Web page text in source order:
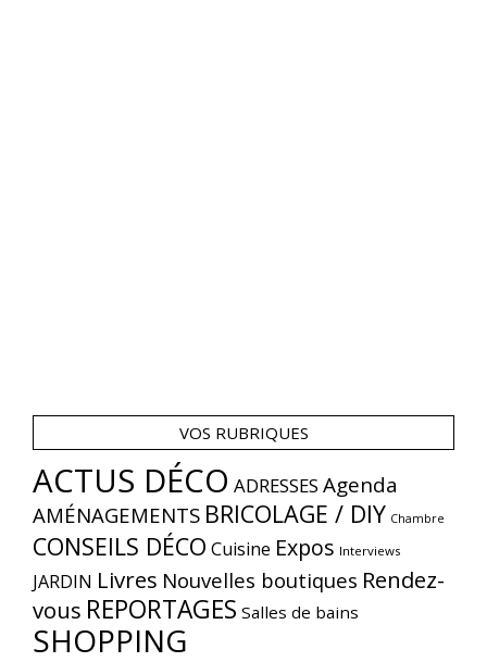
VOS RUBRIQUES
ACTUS DÉCO ADRESSES Agenda
AMÉNAGEMENTS BRICOLAGE / DIY Chambre
CONSEILS DÉCO Cuisine Expos Interviews
JARDIN Livres Nouvelles boutiques Rendez-
vous REPORTAGES Salles de bains
SHOPPING